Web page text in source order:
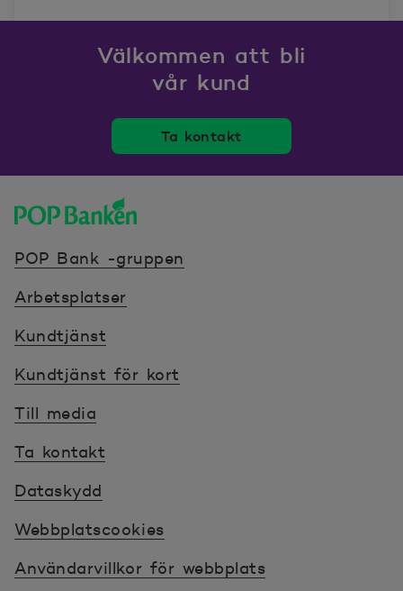
Välkommen att bli
vår kund
Ta kontakt
POP Bank -gruppen
Arbetsplatser
Kundtjänst
Kundtjänst för kort
Till media
Ta kontakt
Dataskydd
Webbplatscookies
Användarvillkor för webbplats